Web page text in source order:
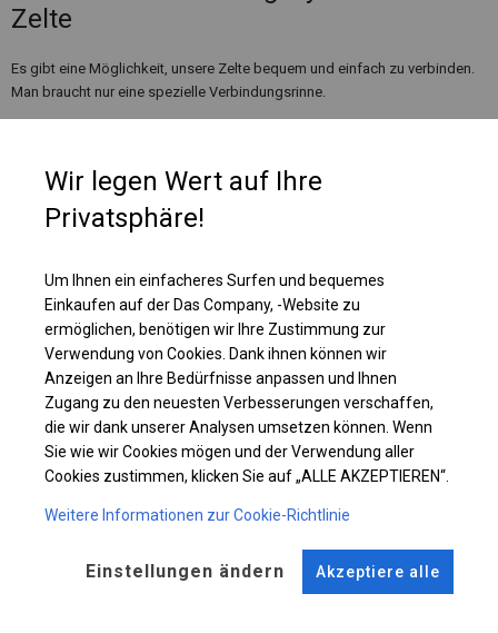
Zelte
Es gibt eine Möglichkeit, unsere Zelte bequem und einfach zu verbinden.
Man braucht nur eine spezielle Verbindungsrinne.
Einzelheiten ansehen
Plane ändern
Wir legen Wert auf Ihre
Privatsphäre!
Um Ihnen ein einfacheres Surfen und bequemes
Einkaufen auf der Das Company, -Website zu
ermöglichen, benötigen wir Ihre Zustimmung zur
Verwendung von Cookies. Dank ihnen können wir
Anzeigen an Ihre Bedürfnisse anpassen und Ihnen
Zugang zu den neuesten Verbesserungen verschaffen,
die wir dank unserer Analysen umsetzen können. Wenn
Sie wie wir Cookies mögen und der Verwendung aller
Cookies zustimmen, klicken Sie auf „ALLE AKZEPTIEREN“.
Weitere Informationen zur Cookie-Richtlinie
Einstellungen ändern Akzeptiere alle